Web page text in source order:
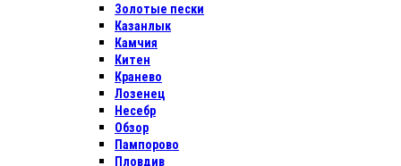
Золотые пески
Казанлык
Камчия
Китен
Кранево
Лозенец
Несебр
Обзор
Пампорово
Пловдив